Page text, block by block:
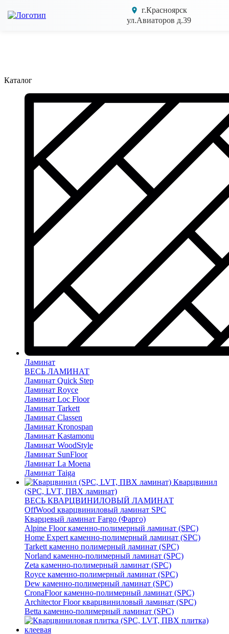
г.Красноярск
ул.Авиаторов д.39
Каталог
Ламинат
ВЕСЬ ЛАМИНАТ
Ламинат Quick Step
Ламинат Royce
Ламинат Loc Floor
Ламинат Tarkett
Ламинат Classen
Ламинат Kronospan
Ламинат Kastamonu
Ламинат WoodStyle
Ламинат SunFloor
Ламинат La Moena
Ламинат Taiga
Кварцвинил
(SPC, LVT, ПВХ ламинат)
ВЕСЬ КВАРЦВИНИЛОВЫЙ ЛАМИНАТ
OffWood кварцвиниловый ламинат SPC
Кварцевый ламинат Fargo (Фарго)
Alpine Floor каменно-полимерный ламинат (SPC)
Home Expert каменно-полимерный ламинат (SPC)
Tarkett каменно полимерный ламинат (SPC)
Norland каменно-полимерный ламинат (SPC)
Zeta каменно-полимерный ламинат (SPC)
Royce каменно-полимерный ламинат (SPC)
Dew каменно-полимерный ламинат (SPC)
CronaFloor каменно-полимерный ламинат (SPC)
Architector Floor кварцвиниловый ламинат (SPC)
Betta каменно-полимерный ламинат (SPC)